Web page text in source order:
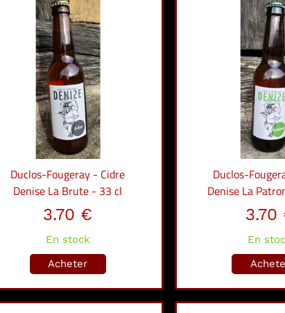
Duclos-Fougeray - Cidre
Denise La Brute - 33 cl
3.70 €
En stock
Acheter
Duclos-
Denise La
3.70
En